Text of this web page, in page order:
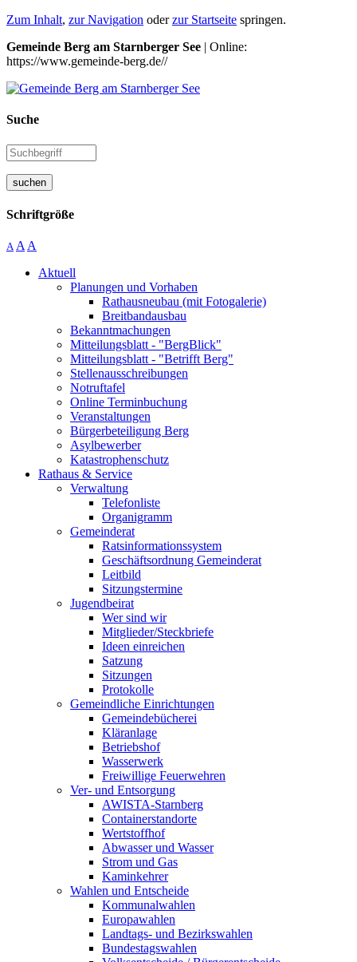
Zum Inhalt, zur Navigation oderzur Startseite springen.
Gemeinde Berg am Starnberger See | Online:
https://www.gemeinde-berg.de//
Suche
suchen
Schriftgröße
A A A
Aktuell
Planungen und Vorhaben
Rathausneubau (mit Fotogalerie)
Breitbandausbau
Bekanntmachungen
Mitteilungsblatt - "BergBlick"
Mitteilungsblatt - "Betrifft Berg"
Stellenausschreibungen
Notruftafel
Online Terminbuchung
Veranstaltungen
Bürgerbeteiligung Berg
Asylbewerber
Katastrophenschutz
Rathaus & Service
Verwaltung
Telefonliste
Organigramm
Gemeinderat
Ratsinformationssystem
Geschäftsordnung Gemeinderat
Leitbild
Sitzungstermine
Jugendbeirat
Wer sind wir
Mitglieder/Steckbriefe
Ideen einreichen
Satzung
Sitzungen
Protokolle
Gemeindliche Einrichtungen
Gemeindebücherei
Kläranlage
Betriebshof
Wasserwerk
Freiwillige Feuerwehren
Ver- und Entsorgung
AWISTA-Starnberg
Containerstandorte
Wertstoffhof
Abwasser und Wasser
Strom und Gas
Kaminkehrer
Wahlen und Entscheide
Kommunalwahlen
Europawahlen
Landtags- und Bezirkswahlen
Bundestagswahlen